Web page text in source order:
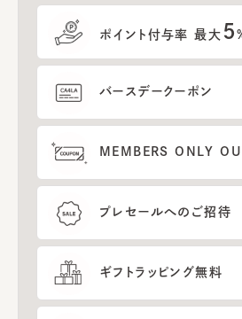
ポイント付与率 最大 5
バースデークーポン
MEMBERS ONLY
プレセールへのご招待
ギフトラッピング無料